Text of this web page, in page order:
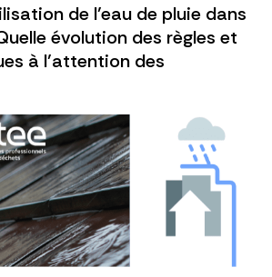
de l’eau de pluie dans
évolution des règles et
à l’attention des